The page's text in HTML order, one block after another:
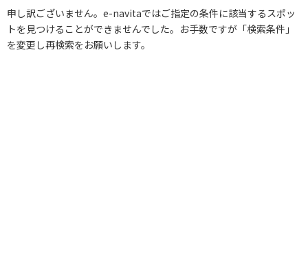
申し訳ございません。e-navitaではご指定の条件に該当するスポッ
トを見つけることができませんでした。お手数ですが「検索条件」
を変更し再検索をお願いします。